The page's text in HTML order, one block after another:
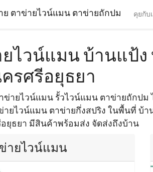
ย ตาข่ายไวน์แมน ตาข่ายถักปม คุยกับ
ไวน์แมน บ้านแป้ง
รศรีอยุธยา
ข่ายไวน์แมน รั้วไวน์แมน ตาข่ายถักปม
ายไวน์แมน ตาข่ายกึ่งสปริง ในพื้นที่ บ้า
ยุธยา มีสินค้าพร้อมส่ง จัดส่งถึงบ้าน
ายไวน์แมน